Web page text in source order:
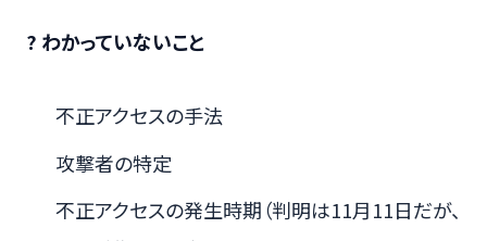
? わかっていないこと
不正アクセスの手法
攻撃者の特定
不正アクセスの発生時期（判明は11月11日だが、